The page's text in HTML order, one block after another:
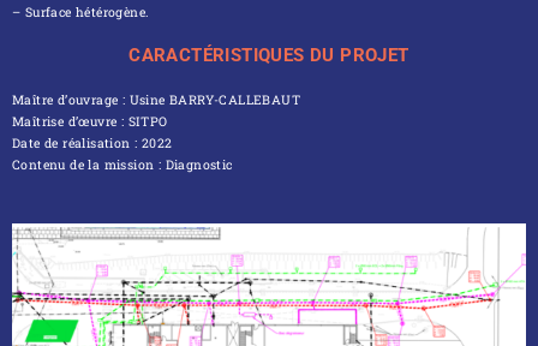
– Surface hétérogène.
CARACTÉRISTIQUES DU PROJET
Maître d’ouvrage : Usine BARRY-CALLEBAUT
Maîtrise d’œuvre : SITPO
Date de réalisation : 2022
Contenu de la mission : Diagnostic